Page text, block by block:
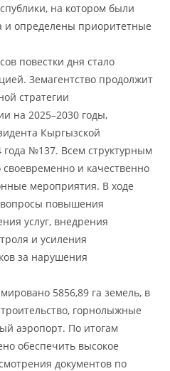
на котором были
и определены приоритетные
повестки дня стало
Земагентство продолжит
стратегии
на 2025–2030 годы,
Кыргызской
№137. Всем структурным
и качественно
мероприятия. В ходе
повышения
услуг, внедрения
и усиления
за нарушения
5856,89 га земель, в
горнолыжные
аэропорт. По итогам
обеспечить высокое
документов по